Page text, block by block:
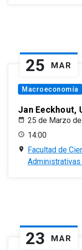
25 MAR
Macroeconomía
Jan Eeckhout,
25 de Marzo
14:00
Facultad de
Administrativas
23 MAR